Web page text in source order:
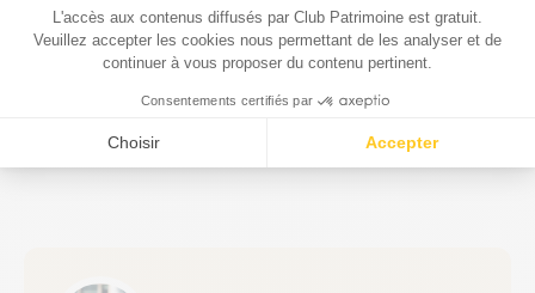
Principal AM lance une SCPI tournée vers l’immobilier
américain et européen
22 Sept. 2025